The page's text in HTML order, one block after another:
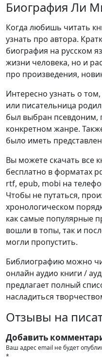
Биография Ли
Когда любишь читать
узнать про автора.
биография на русском
жизни человека, но и
про произведения,
Интересно узнать о
или писательница
был выбран псевдоним,
конкретном жанре.
было иметь
Вы можете скачать все
бесплатно в форматах
rtf, epub, mobi на
Чтобы не путаться,
хронологическом
как самые популярные
вошли в топы, так и
могли пропустить.
Библиографию можно
онлайн аудио книги /
предлагает полный
насладиться
Отзывы на
Добавить
Ваш адрес email не будет
*